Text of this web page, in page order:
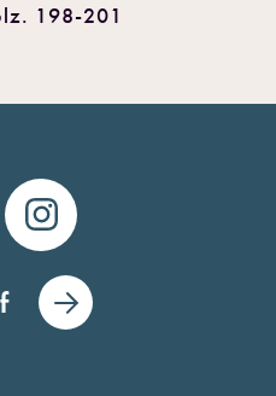
198-201